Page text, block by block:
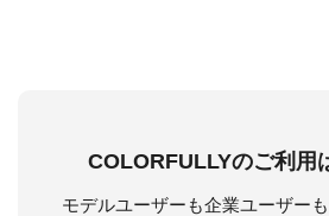
COLORFULLYのご利用
モデルユーザーも企業ユーザー